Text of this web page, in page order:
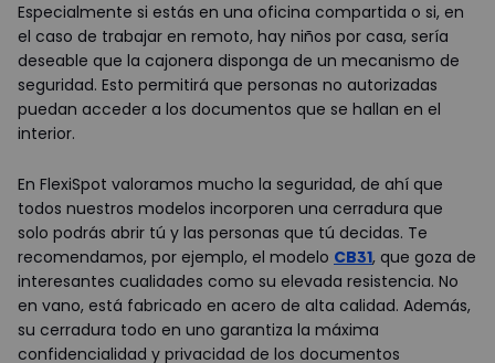
Especialmente si estás en una oficina compartida o si, en
el caso de trabajar en remoto, hay niños por casa, sería
deseable que la cajonera disponga de un mecanismo de
seguridad. Esto permitirá que personas no autorizadas
puedan acceder a los documentos que se hallan en el
interior.
En FlexiSpot valoramos mucho la seguridad, de ahí que
todos nuestros modelos incorporen una cerradura que
solo podrás abrir tú y las personas que tú decidas. Te
recomendamos, por ejemplo, el modelo CB31, que goza de
interesantes cualidades como su elevada resistencia. No
en vano, está fabricado en acero de alta calidad. Además,
su cerradura todo en uno garantiza la máxima
confidencialidad y privacidad de los documentos